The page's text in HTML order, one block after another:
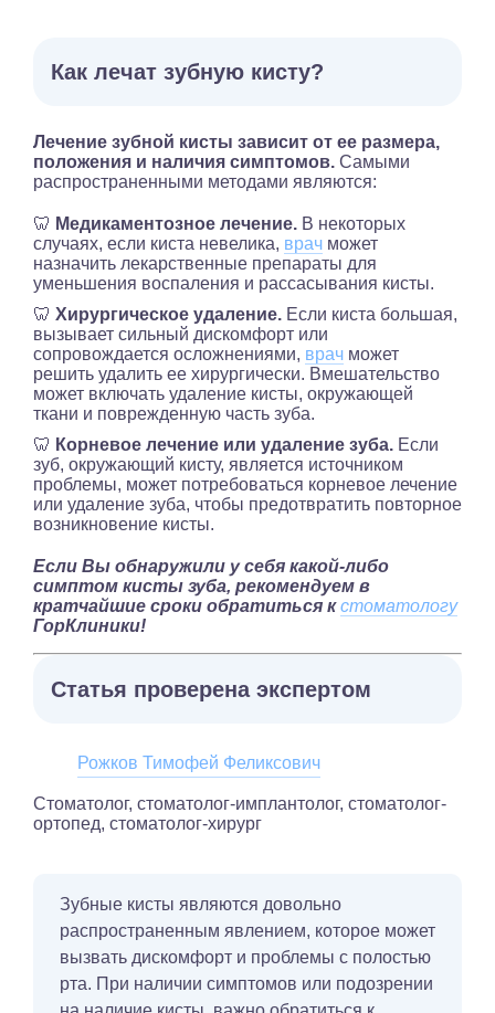
Как лечат зубную кисту?
Лечение зубной кисты зависит от ее размера,
положения и наличия симптомов. Самыми
распространенными методами являются:
🦷 Медикаментозное лечение. В некоторых
случаях, если киста невелика, врач может
назначить лекарственные препараты для
уменьшения воспаления и рассасывания кисты.
🦷 Хирургическое удаление. Если киста большая,
вызывает сильный дискомфорт или
сопровождается осложнениями, врач может
решить удалить ее хирургически. Вмешательство
может включать удаление кисты, окружающей
ткани и поврежденную часть зуба.
🦷 Корневое лечение или удаление зуба. Если
зуб, окружающий кисту, является источником
проблемы, может потребоваться корневое лечение
или удаление зуба, чтобы предотвратить повторное
возникновение кисты.
Если Вы обнаружили у себя какой-либо
симптом кисты зуба, рекомендуем в
кратчайшие сроки обратиться кстоматологу
ГорКлиники!
Статья проверена экспертом
Рожков Тимофей Феликсович
Стоматолог, стоматолог-имплантолог, стоматолог-
ортопед, стоматолог-хирург
Зубные кисты являются довольно
распространенным явлением, которое может
вызвать дискомфорт и проблемы с полостью
рта. При наличии симптомов или подозрении